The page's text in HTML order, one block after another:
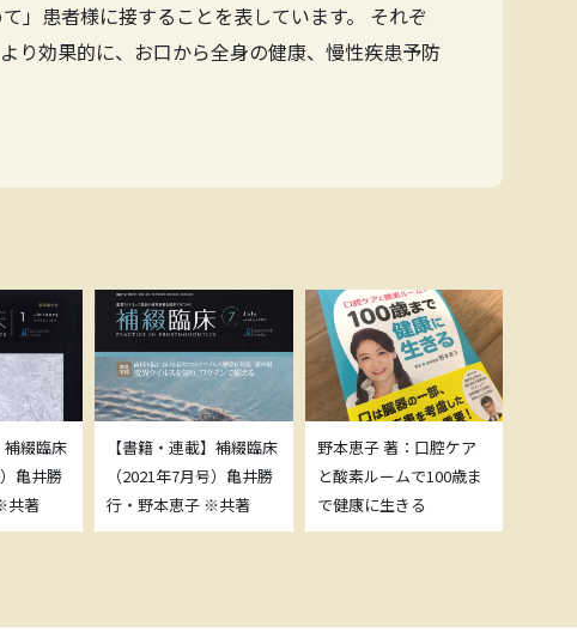
」患者様に接することを表しています。 それぞ
り効果的に、お口から全身の健康、慢性疾患予防
補綴臨床
亀井勝
共著
【書籍・連載】補綴臨床
（2021年7月号）亀井勝
行・野本恵子 ※共著
野本恵子 著：口腔ケア
と酸素ルームで100歳ま
で健康に生きる